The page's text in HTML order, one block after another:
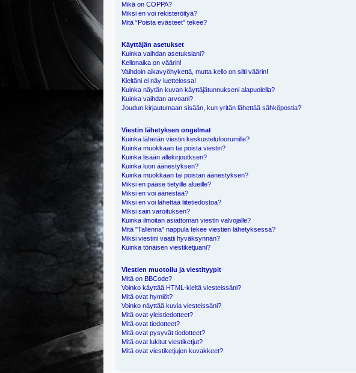
Mikä on COPPA?
Miksi en voi rekisteröityä?
Mitä “Poista evästeet” tekee?
Käyttäjän asetukset
Kuinka vaihdan asetuksiani?
Kellonaika on väärin!
Vaihdoin aikavyöhykettä, mutta kello on silti väärin!
Kieltäni ei näy luettelossa!
Kuinka näytän kuvan käyttäjätunnukseni alapuolella?
Kuinka vaihdan arvoani?
Joudun kirjautumaan sisään, kun yritän lähettää sähköpostia?
Viestin lähetyksen ongelmat
Kuinka lähetän viestin keskustelufoorumille?
Kuinka muokkaan tai poista viestin?
Kuinka lisään allekirjoutksen?
Kuinka luon äänestyksen?
Kuinka muokkaan tai poistan äänestyksen?
Miksi en pääse tietyille alueille?
Miksi en voi äänestää?
Miksi en voi lähettää liitetiedostoa?
Miksi sain varoituksen?
Kuinka ilmoitan asiattoman viestin valvojalle?
Mitä "Tallenna" nappula tekee viestien lähetyksessä?
Miksi viestini vaatii hyväksynnän?
Kuinka tönäisen viestiketjuani?
Viestien muotoilu ja viestityypit
Mitä on BBCode?
Voinko käyttää HTML-kieltä viesteissäni?
Mitä ovat hymiöt?
Voinko näyttää kuvia viesteissäni?
Mitä ovat yleistiedotteet?
Mitä ovat tiedotteet?
Mitä ovat pysyvät tiedotteet?
Mitä ovat lukitut viestiketjut?
Mitä ovat viestiketjujen kuvakkeet?